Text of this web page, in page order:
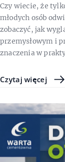
Czy wiecie, że
młodych osób
zobaczyć, jak
przemysłowym i
znaczenia w
Czytaj więcej